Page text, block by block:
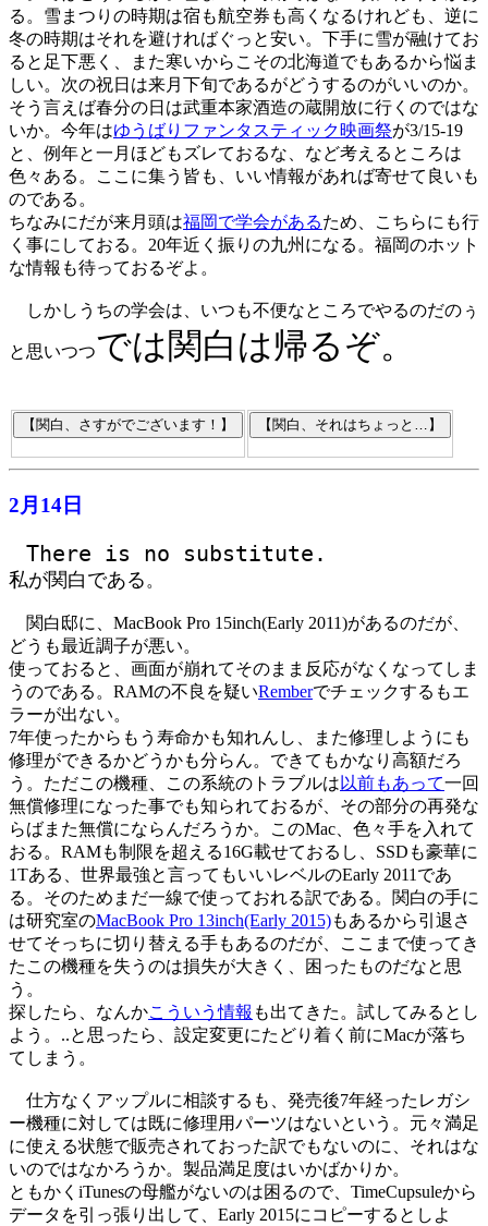
る。雪まつりの時期は宿も航空券も高くなるけれども、逆に
冬の時期はそれを避ければぐっと安い。下手に雪が融けてお
ると足下悪く、また寒いからこその北海道でもあるから悩ま
しい。次の祝日は来月下旬であるがどうするのがいいのか。
そう言えば春分の日は武重本家酒造の蔵開放に行くのではな
いか。今年はゆうばりファンタスティック映画祭が3/15-19
と、例年と一月ほどもズレておるな、など考えるところは
色々ある。ここに集う皆も、いい情報があれば寄せて良いも
のである。
ちなみにだが来月頭は福岡で学会があるため、こちらにも行
く事にしておる。20年近く振りの九州になる。福岡のホット
な情報も待っておるぞよ。
しかしうちの学会は、いつも不便なところでやるのだのぅ
と思いつつでは関白は帰るぞ。
2月14日
There is no substitute.
私が関白である 。
関白邸に、MacBook Pro 15inch(Early 2011)があるのだが、
どうも最近調子が悪い。
使っておると、画面が崩れてそのまま反応がなくなってしま
うのである。RAMの不良を疑いRemberでチェックするもエ
ラーが出ない。
7年使ったからもう寿命かも知れんし、また修理しようにも
修理ができるかどうかも分らん。できてもかなり高額だろ
う。ただこの機種、この系統のトラブルは 以前もあって一回
無償修理になった事でも知られておるが、その部分の再発な
らばまた無償にならんだろうか。このMac、色々手を入れて
おる。RAMも制限を超える16G載せておるし、SSDも豪華に
1Tある、世界最強と言ってもいいレベルのEarly 2011であ
る。そのためまだ一線で使っておれる訳である。関白の手に
は研究室のMacBook Pro 13inch(Early 2015)もあるから引退さ
せてそっちに切り替える手もあるのだが、ここまで使ってき
たこの機種を失うのは損失が大きく、困ったものだなと思
う。
探したら、なんかこういう情報 も出てきた。試してみるとし
よう。..と思ったら、設定変更にたどり着く前にMacが落ち
てしまう。
仕方なくアップルに相談するも、発売後7年経ったレガシ
ー機種に対しては既に修理用パーツはないという。元々満足
に使える状態で販売されておった訳でもないのに、それはな
いのではなかろうか。製品満足度はいかばかりか。
ともかくiTunesの母艦がないのは困るので、TimeCupsuleから
データを引っ張り出して、Early 2015にコピーするとしよ